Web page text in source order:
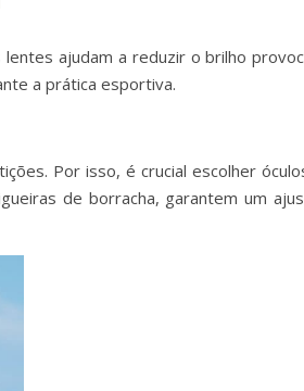
ajudam a reduzir o brilho
a prática esportiva.
Por isso, é crucial escolher
de borracha, garantem um